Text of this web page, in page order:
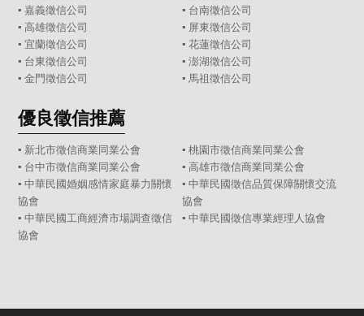
▪嘉義徵信公司 ▪ 台南徵信公司
▪高雄徵信公司 ▪ 屏東徵信公司
▪宜蘭徵信公司 ▪ 花蓮徵信公司
▪ 台東徵信公司 ▪ 澎湖徵信公司
▪金門徵信公司 ▪ 馬祖徵信公司
優良徵信推薦
▪ 新北市徵信商業同業公會
▪ 桃園市徵信商業同業公會
▪ 台中市徵信商業同業公會
▪ 高雄市徵信商業同業公會
▪ 中華民國婚姻感情家庭暴力關懷
協會
▪ 中華民國徵信品質保障關懷交流
協會
▪ 中華民國工商經濟市場調查徵信
協會
▪ 中華民國徵信專業經理人協會